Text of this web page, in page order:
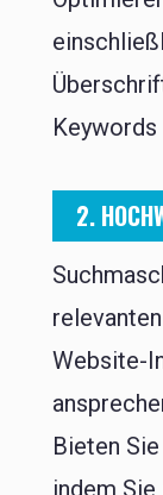
2.
Website-
Bieten
indem